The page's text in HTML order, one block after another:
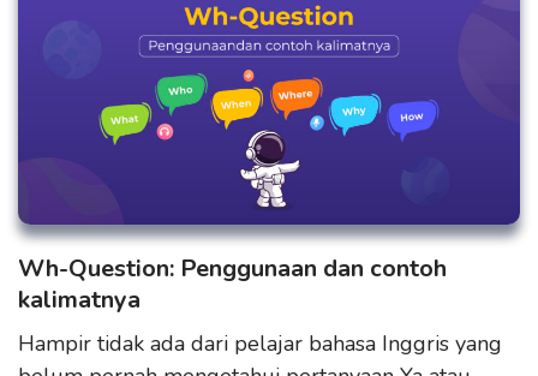
Wh-Question: Penggunaan dan contoh
kalimatnya
Hampir tidak ada dari pelajar bahasa Inggris yang